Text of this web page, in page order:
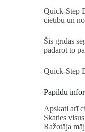
Quick-Step
cietību un
Šis grīdas
padarot to
Quick-Step
Papildu
Apskati arī
Skaties
Ražotāja